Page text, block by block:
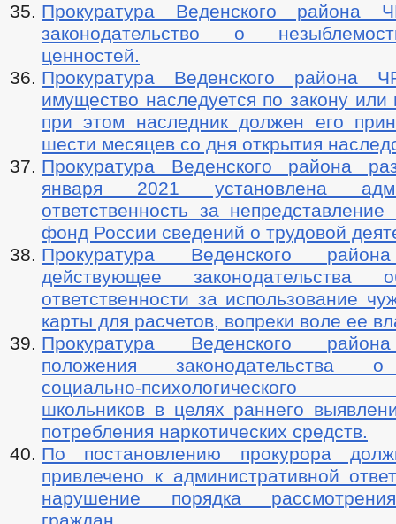
Прокуратура Веденского района
законодательство о
ценностей.
Прокуратура Веденского района
имущество наследуется по закону
при этом наследник должен его
шести месяцев со дня открытия
Прокуратура Веденского района
января 2021 установлена
ответственность за
фонд России сведений о трудовой
Прокуратура Веденского
действующее законодательства
ответственности за использование
карты для расчетов, вопреки воле ее
Прокуратура Веденского
положения законодательства
социально-психологического
школьников в целях раннего
потребления наркотических средств.
По постановлению прокурора
привлечено к административной
нарушение порядка